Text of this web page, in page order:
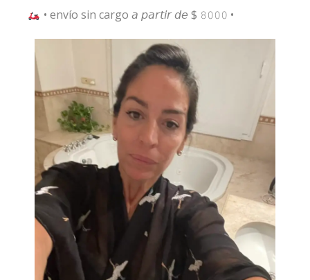
• envío sin cargo 𝘢 𝘱𝘢𝘳𝘵𝘪𝘳 𝘥𝘦 $ 𝟾𝟶𝟶𝟶 •